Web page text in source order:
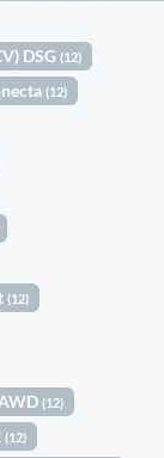
DSG(12)
(12)
(12)
AWD(12)
(12)